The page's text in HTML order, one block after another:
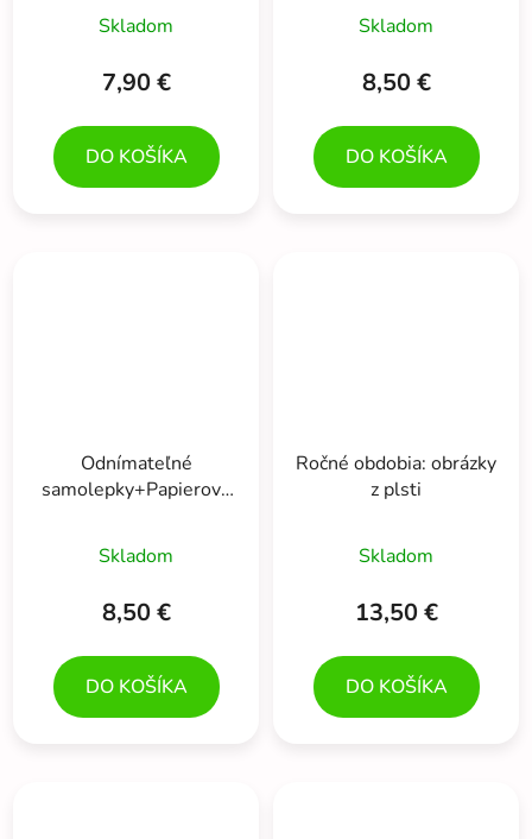
Skladom
7,90 €
DO KOŠÍKA
Skladom
8,50 €
DO KOŠÍKA
Odnímateľné
samolepky+Papierové
móda na obliekanie
Skladom
8,50 €
DO KOŠÍKA
Ročné obdobia: obrázky
z plsti
Skladom
13,50 €
DO KOŠÍKA